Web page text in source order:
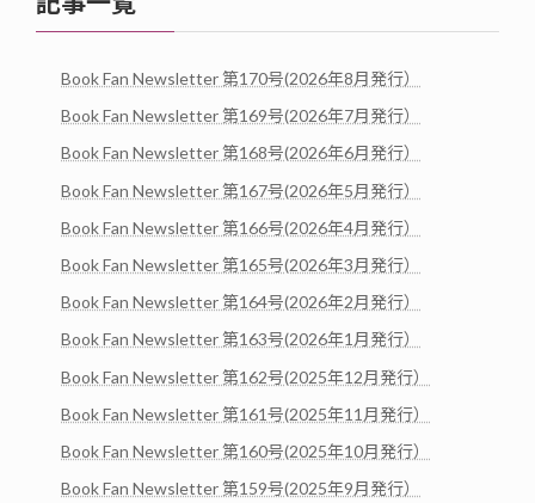
Book Fan Newsletter 第170号(2026年8月発行）
Book Fan Newsletter 第169号(2026年7月発行）
Book Fan Newsletter 第168号(2026年6月発行）
Book Fan Newsletter 第167号(2026年5月発行）
Book Fan Newsletter 第166号(2026年4月発行）
Book Fan Newsletter 第165号(2026年3月発行）
Book Fan Newsletter 第164号(2026年2月発行）
Book Fan Newsletter 第163号(2026年1月発行）
Book Fan Newsletter 第162号(2025年12月発行）
Book Fan Newsletter 第161号(2025年11月発行）
Book Fan Newsletter 第160号(2025年10月発行）
Book Fan Newsletter 第159号(2025年9月発行）